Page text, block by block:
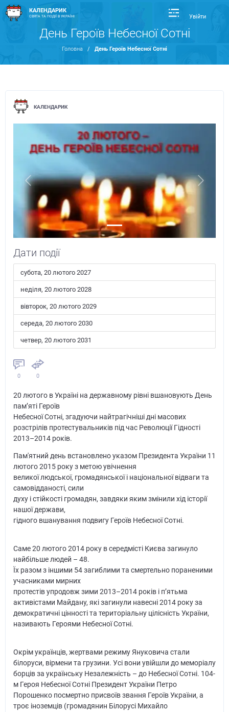
КАЛЕНДАРИК
СВЯТА ТА ПОДІЇ В УКРАЇНІ Увійти
День Героїв Небесної Сотні
Головна / День Героїв Небесної Сотні
КАЛЕНДАРИК
Previous Next
Дати події
субота, 20 лютого 2027
неділя, 20 лютого 2028
вівторок, 20 лютого 2029
середа, 20 лютого 2030
четвер, 20 лютого 2031
0 0
20 лютого в Україні на державному рівні вшановують День
пам’яті Героїв
Небесної Сотні, згадуючи найтрагічніші дні масових
розстрілів протестувальників під час Революції Гідності
2013–2014 років.
Пам'ятний день встановлено указом Президента України 11
лютого 2015 року з метою увічнення
великої людської, громадянської і національної відваги та
самовідданості, сили
духу і стійкості громадян, завдяки яким змінили хід історії
нашої держави,
гідного вшанування подвигу Героїв Небесної Сотні.
Саме 20 лютого 2014 року в середмісті Києва загинуло
найбільше людей – 48.
Їх разом з іншими 54 загиблими та смертельно пораненими
учасниками мирних
протестів упродовж зими 2013–2014 років і п’ятьма
активістами Майдану, які загинули навесні 2014 року за
демократичні цінності та територіальну цілісність України,
називають Героями Небесної Сотні.
Окрім українців, жертвами режиму Януковича стали
білоруси, вірмени та грузини. Усі вони увійшли до меморіалу
борців за українську Незалежність – до Небесної Сотні. 104-
м Героя Небесної Сотні Президент України Петро
Порошенко посмертно присвоїв звання Героїв України, а
троє іноземців (громадянин Білорусі Михайло